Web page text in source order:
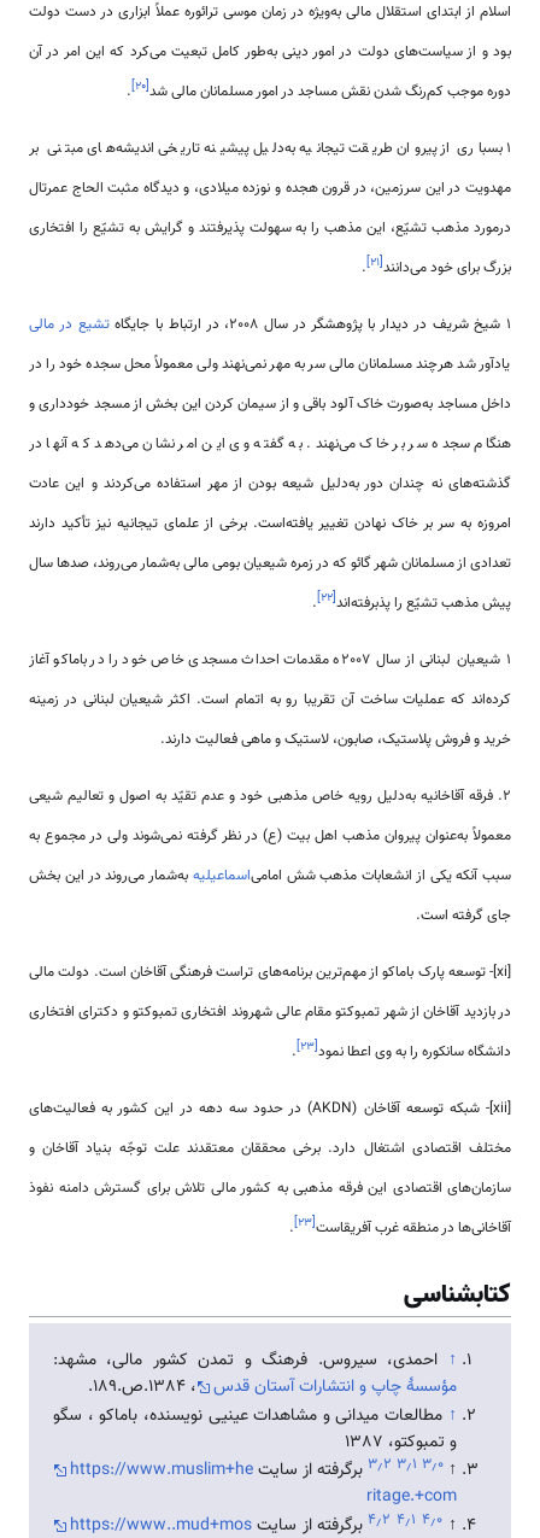
اسلام از ابتدای استقلال مالی به‌ویژه در زمان موسی ترائوره عملاً ابزاری در دست دولت
بود و از سیاست‌های دولت در امور دینی به‌طور کامل تبعیت می‌کرد که این امر در آن
دوره موجب کم‌رنگ شدن نقش مساجد در امور مسلمانان مالی شد[۲۰]
.
1 بسباری از پیروان طریقت تیجانیه به‌دلیل پیشینه تاریخی اندیشه‌های مبتنی بر
مهدویت در این سرزمین، در قرون هجده و نوزده میلادی، و دیدگاه مثبت الحاج عمرتال
درمورد مذهب تشیّع، این مذهب را به سهولت پذیرفتند و گرایش به تشیّع را افتخاری
بزرگ برای خود می‌دانند[۲۱]
.
1 شیخ شریف در دیدار با پژوهشگر در سال 2008، در ارتباط با جایگاه
تشیع در مالی
یادآور شد هرچند مسلمانان مالی سر به مهر نمی‌نهند ولی معمولاً محل سجده خود را در
داخل مساجد به‌صورت خاک آلود باقی و از سیمان کردن این بخش از مسجد خودداری و
هنگام سجده سر بر خاک می‌نهند. به گفته وی این امر نشان می‌دهد که آنها در
گذشته‌های نه چندان دور به‌دلیل شیعه بودن از مهر استفاده می‌کردند و این عادت
امروزه به سر بر خاک نهادن تغییر یافته‌است. برخی از علمای تیجانیه نیز تأکید دارند
تعدادی از مسلمانان شهر گائو که در زمره شیعیان بومی ‌مالی به‌شمار می‌روند، صدها سال
پیش مذهب تشیّع را پذبرفته‌اند[۲۲]
.
1 شیعیان لبنانی از سال 2007ه مقدمات احداث مسجدی خاص خود را در باماکو آغاز
کرده‌اند که عملیات ساخت آن تقریبا رو به اتمام است. اکثر شیعیان لبنانی در زمینه
خرید و فروش پلاستیک، صابون، لاستیک و ماهی فعالیت دارند.
2. فرقه آقاخانیه به‌دلیل رویه خاص مذهبی خود و عدم تقیّد به اصول و تعالیم شیعی
معمولاً به‌عنوان پیروان مذهب اهل بیت (ع) در نظر گرفته نمی‌شوند ولی در مجموع به
سبب آنکه یکی از انشعابات مذهب شش امامی‌اسماعیلیه به‌شمار می‌روند در این بخش
جای گرفته است.
[xi]- توسعه پارک باماکو از مهم‌‌‌ترین برنامه‌های تراست فرهنگی آقاخان است. دولت مالی
در بازدید آقاخان از شهر تمبوکتو مقام عالی شهروند افتخاری تمبوکتو و دکترای افتخاری
دانشگاه سانکوره را به وی اعطا نمود[۲۳]
.
[xii]- شبکه توسعه آقاخان (AKDN) در حدود سه دهه در این کشور به فعالیت‌های
مختلف اقتصادی اشتغال دارد. برخی محققان معتقدند علت توجّه بنیاد آقاخان و
سازمان‌های اقتصادی این فرقه مذهبی به کشور مالی تلاش برای گسترش دامنه نفوذ
آقاخانی‌ها در منطقه غرب آفریقاست[۲۳]
.
کتابشناسی
↑ احمدی، سيروس. فرهنگ و تمدن كشور مالی، مشهد:
مؤسسۀ چاپ و انتشارات آستان قدس
، 1384.ص.189.
↑ مطالعات ميدانی و مشاهدات عينيی نويسنده، باماكو ، سگو
و تمبوكتو، 1387
↑ ۳٫۰ ۳٫۱ ۳٫۲ برگرفته از سایتhttps://www.muslim+he
ritage.+com
↑ ۴٫۰ ۴٫۱ ۴٫۲ برگرفته از سایتhttps://www..mud+mos